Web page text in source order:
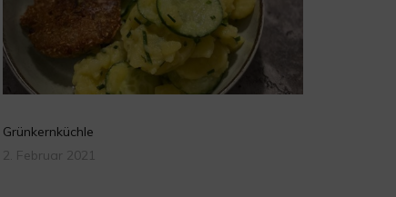
Grünkernküchle
2. Februar 2021